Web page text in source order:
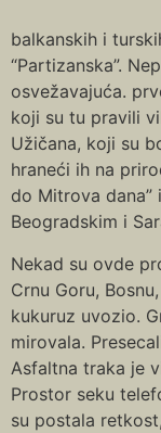
balkanskih i
“Partizanska”.
osvežavajuća.
koji su tu pravili
Užičana, koji su
hraneći ih na
do Mitrova dana”
Beogradskim i
Nekad su ovde
Crnu Goru,
kukuruz uvozio.
mirovala.
Asfaltna traka je
Prostor seku
su postala